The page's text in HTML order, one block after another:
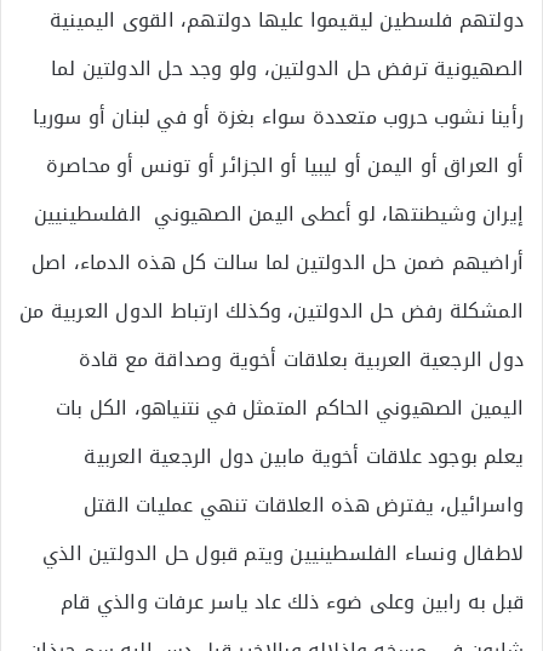
دولتهم فلسطين ليقيموا عليها دولتهم، القوى اليمينية
الصهيونية ترفض حل الدولتين، ولو وجد حل الدولتين لما
رأينا نشوب حروب متعددة سواء بغزة أو في لبنان أو سوريا
أو العراق أو اليمن أو ليبيا أو الجزائر أو تونس أو محاصرة
إيران وشيطنتها، لو أعطى اليمن الصهيوني الفلسطينيين
أراضيهم ضمن حل الدولتين لما سالت كل هذه الدماء، اصل
المشكلة رفض حل الدولتين، وكذلك ارتباط الدول العربية من
دول الرجعية العربية بعلاقات أخوية وصداقة مع قادة
اليمين الصهيوني الحاكم المتمثل في نتنياهو، الكل بات
يعلم بوجود علاقات أخوية مابين دول الرجعية العربية
واسرائيل، يفترض هذه العلاقات تنهي عمليات القتل
لاطفال ونساء الفلسطينيين ويتم قبول حل الدولتين الذي
قبل به رابين وعلى ضوء ذلك عاد ياسر عرفات والذي قام